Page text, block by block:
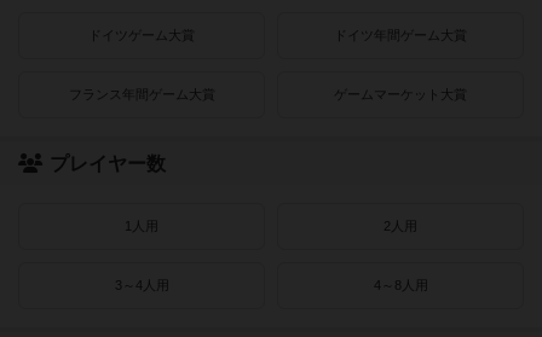
ドイツゲーム大賞 ドイツ年間ゲーム大賞
フランス年間ゲーム大賞 ゲームマーケット大賞
プレイヤー数
1人用 2人用
3～4人用 4～8人用